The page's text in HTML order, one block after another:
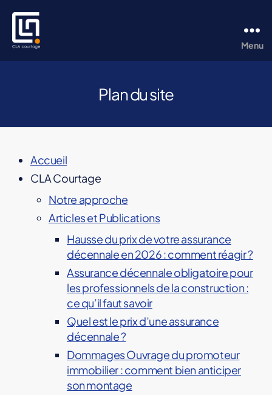
Menu
Plan du site
Accueil
CLA Courtage
Notre approche
Articles et Publications
Hausse du prix de votre assurance
décennale en 2026 : comment réagir ?
Assurance décennale obligatoire pour
les professionnels de la construction :
ce qu’il faut savoir
Quel est le prix d’une assurance
décennale ?
Dommages Ouvrage du promoteur
immobilier : comment bien anticiper
son montage